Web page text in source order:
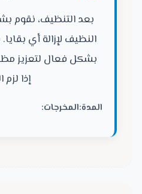
بعد التنظيف، نقوم
النظيف لإزالة أي
بشكل فعال لتعزيز
إذا لزم
المدة:المخرجات: